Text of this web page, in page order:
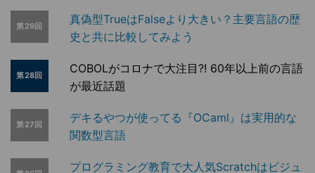
第29回
真偽型TrueはFalseより大きい？主要言語の歴
史と共に比較してみよう
第28回
COBOLがコロナで大注目?! 60年以上前の言語
が最近話題
第27回
デキるやつが使ってる『OCaml』は実用的な
関数型言語
プログラミング教育で大人気Scratchはビジュ